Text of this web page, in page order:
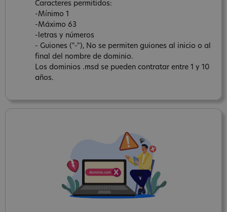
Caracteres permitidos:
-Mínimo 1
-Máximo 63
-letras y números
- Guiones ("-"), No se permiten guiones al inicio o al
final del nombre de dominio.
Los dominios .msd se pueden contratar entre 1 y 10
años.